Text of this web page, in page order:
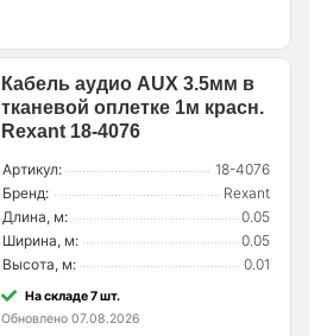
Кабель аудио AUX 3.5мм в
тканевой оплетке 1м красн.
Rexant 18-4076
Артикул:
18-4076
Бренд:
Rexant
Длина, м:
0.05
Ширина, м:
0.05
Высота, м:
0.01
На складе 7 шт.
Обновлено 07.08.2026